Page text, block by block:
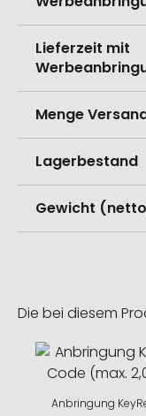
Lieferzeit mit
Menge
Lagerbestand
Gewicht
Die bei diesem
Anbringung